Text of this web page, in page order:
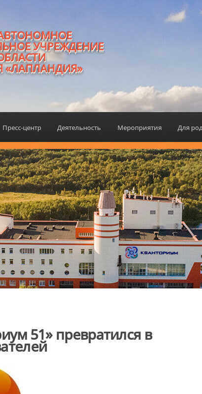
УЧРЕЖДЕНИЕ
«ЛАПЛАНДИЯ»
Пресс-центр Деятельность Мероприятия Для
51» превратился в